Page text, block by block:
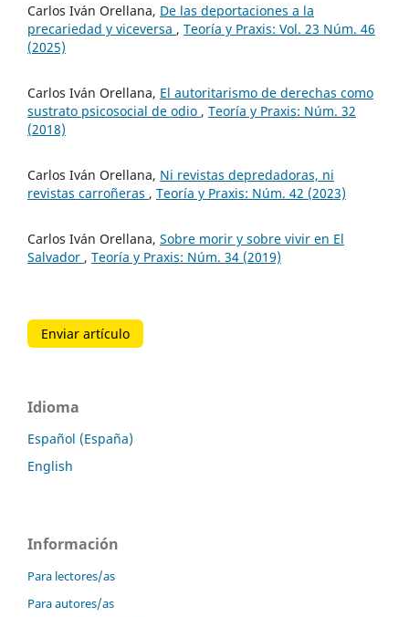
Carlos Iván Orellana, De las deportaciones a la
precariedad y viceversa , Teoría y Praxis: Vol. 23 Núm. 46
(2025)
Carlos Iván Orellana, El autoritarismo de derechas como
sustrato psicosocial de odio , Teoría y Praxis: Núm. 32
(2018)
Carlos Iván Orellana, Ni revistas depredadoras, ni
revistas carroñeras , Teoría y Praxis: Núm. 42 (2023)
Carlos Iván Orellana, Sobre morir y sobre vivir en El
Salvador , Teoría y Praxis: Núm. 34 (2019)
Enviar artículo
Idioma
Español (España)
English
Información
Para lectores/as
Para autores/as